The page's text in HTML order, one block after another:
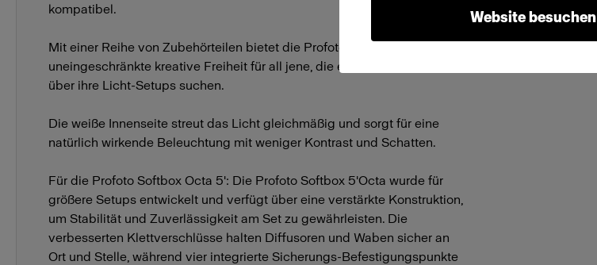
Website besuchen
kompatibel.
Mit einer Reihe von Zubehörteilen bietet die Profoto Softbox Octa
uneingeschränkte kreative Freiheit für all jene, die eine präzise Kontrolle
über ihre Licht-Setups suchen.
Die weiße Innenseite streut das Licht gleichmäßig und sorgt für eine
natürlich wirkende Beleuchtung mit weniger Kontrast und Schatten.
Für die Profoto Softbox Octa 5': Die Profoto Softbox 5'Octa wurde für
größere Setups entwickelt und verfügt über eine verstärkte Konstruktion,
um Stabilität und Zuverlässigkeit am Set zu gewährleisten. Die
verbesserten Klettverschlüsse halten Diffusoren und Waben sicher an
Ort und Stelle, während vier integrierte Sicherungs-Befestigungspunkte